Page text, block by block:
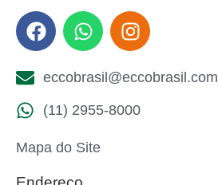
eccobrasil@eccobrasil.com
(11) 2955-8000
Mapa do Site